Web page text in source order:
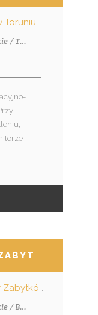
Toruniu
Lokalizacja: kujawsko-pomorskie / Toruń
Wojewódzki Urząd Ochrony Zabytków w Toruniu
Lokalizacja: kujawsko-pomorskie / Bydgoszcz